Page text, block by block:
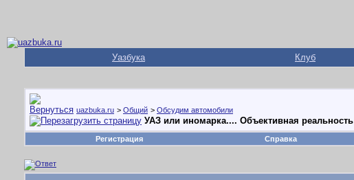
Уазбука Клуб
uazbuka.ru > Общий > Обсудим автомобили
УАЗ или иномарка.... Объективная реальность
Регистрация Справка